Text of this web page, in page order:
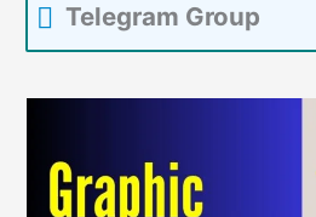
Telegram Group